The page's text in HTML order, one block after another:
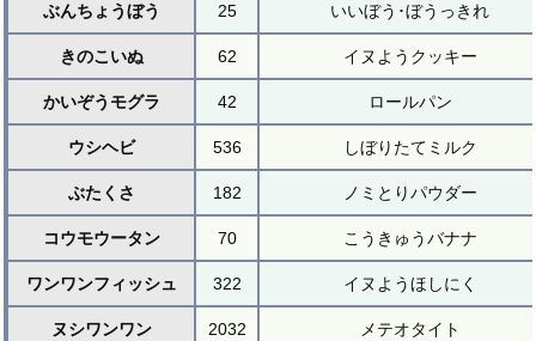
ぶんちょうぼう 25 いいぼう･ぼうっきれ
きのこいぬ 62 イヌようクッキー
かいぞうモグラ 42 ロールパン
ウシヘビ 536 しぼりたてミルク
ぶたくさ 182 ノミとりパウダー
コウモウータン 70 こうきゅうバナナ
ワンワンフィッシュ 322 イヌようほしにく
ヌシワンワン 2032 メテオタイト